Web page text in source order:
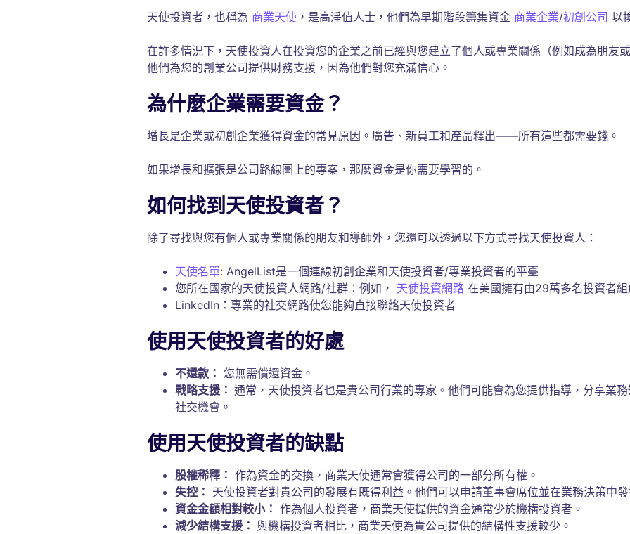
天使投資者，也稱為 商業天使，是高淨值人士，他們為早期階段籌集資金商業企業/初創公司 以
在許多情況下，天使投資人在投資您的企業之前已經與您建立了個人或專業關係（例如成為朋友
他們為您的創業公司提供財務支援，因為他們對您充滿信心。
為什麼企業需要資金？
增長是企業或初創企業獲得資金的常見原因。廣告、新員工和產品釋出——所有這些都需要錢。
如果增長和擴張是公司路線圖上的專案，那麼資金是你需要學習的。
如何找到天使投資者？
除了尋找與您有個人或專業關係的朋友和導師外，您還可以透過以下方式尋找天使投資人：
天使名單: AngelList是一個連線初創企業和天使投資者/專業投資者的平臺
您所在國家的天使投資人網路/社群：例如， 天使投資網路在美國擁有由29萬多名投資者組
LinkedIn：專業的社交網路使您能夠直接聯絡天使投資者
使用天使投資者的好處
不還款： 您無需償還資金。
戰略支援： 通常，天使投資者也是貴公司行業的專家。他們可能會為您提供指導，分享業
社交機會。
使用天使投資者的缺點
股權稀釋： 作為資金的交換，商業天使通常會獲得公司的一部分所有權。
失控： 天使投資者對貴公司的發展有既得利益。他們可以申請董事會席位並在業務決策中發
資金金額相對較小： 作為個人投資者，商業天使提供的資金通常少於機構投資者。
減少結構支援： 與機構投資者相比，商業天使為貴公司提供的結構性支援較少。